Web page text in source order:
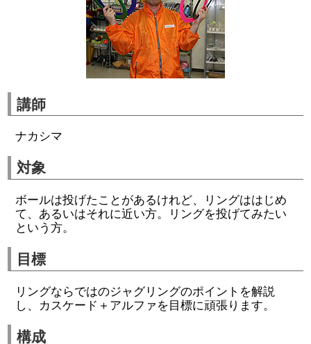
講師
ナカシマ
対象
ボールは投げたことがあるけれど、リングははじめ
て、あるいはそれに近い方。リングを投げてみたい
という方。
目標
リングならではのジャグリングのポイントを解説
し、カスケード＋アルファを目標に頑張ります。
構成